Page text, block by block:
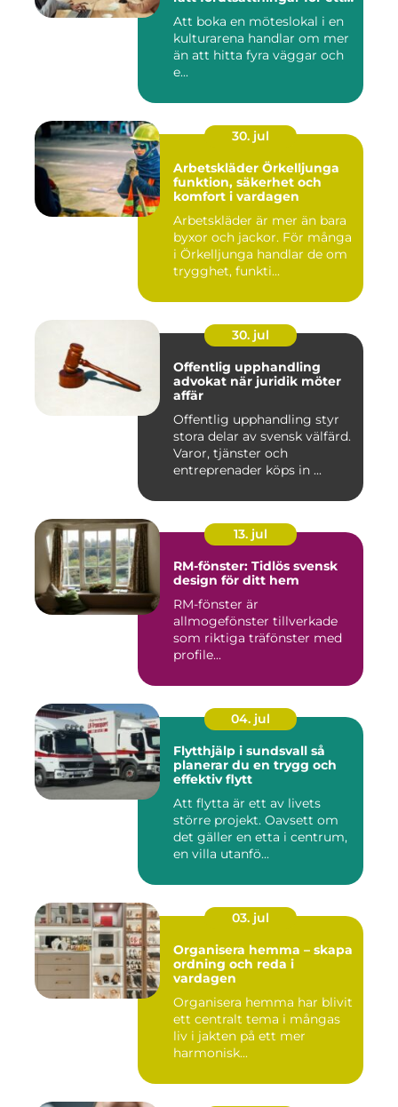
Att boka en möteslokal i en
kulturarena handlar om mer
än att hitta fyra väggar och
e...
30. jul
Arbetskläder Örkelljunga
funktion, säkerhet och
komfort i vardagen
Arbetskläder är mer än bara
byxor och jackor. För många
i Örkelljunga handlar de om
trygghet, funkti...
30. jul
Offentlig upphandling
advokat när juridik möter
affär
Offentlig upphandling styr
stora delar av svensk välfärd.
Varor, tjänster och
entreprenader köps in ...
13. jul
RM-fönster: Tidlös svensk
design för ditt hem
RM-fönster är
allmogefönster tillverkade
som riktiga träfönster med
profile...
04. jul
Flytthjälp i sundsvall så
planerar du en trygg och
effektiv flytt
Att flytta är ett av livets
större projekt. Oavsett om
det gäller en etta i centrum,
en villa utanfö...
03. jul
Organisera hemma – skapa
ordning och reda i
vardagen
Organisera hemma har blivit
ett centralt tema i mångas
liv i jakten på ett mer
harmonisk...